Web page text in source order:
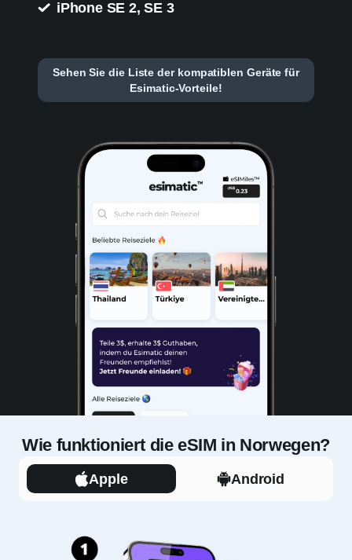
iPhone SE 2, SE 3
Sehen Sie die Liste der kompatiblen Geräte für
Esimatic-Vorteile!
Wie funktioniert die eSIM in Norwegen?
Apple Android